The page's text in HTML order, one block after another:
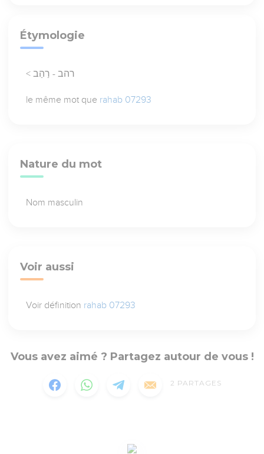
Étymologie
< רהב - רַהַב
le même mot que rahab 07293
Nature du mot
Nom masculin
Voir aussi
Voir définition rahab 07293
Vous avez aimé ? Partagez autour de vous !
2 PARTAGES